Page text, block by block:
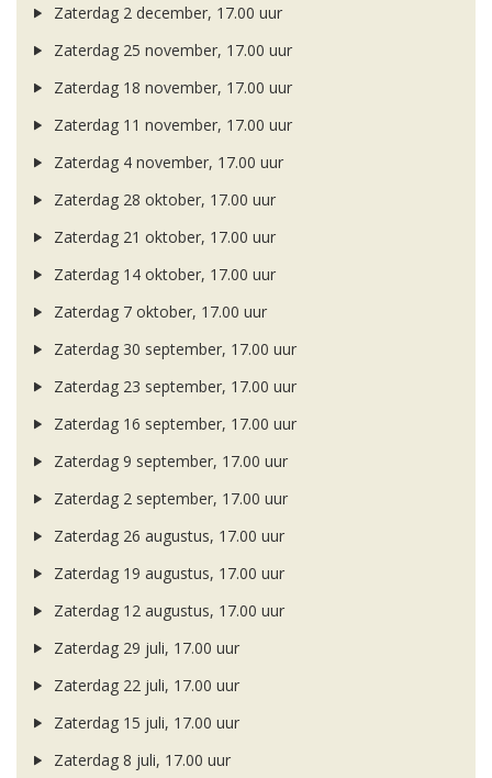
Zaterdag 2 december, 17.00 uur
Zaterdag 25 november, 17.00 uur
Zaterdag 18 november, 17.00 uur
Zaterdag 11 november, 17.00 uur
Zaterdag 4 november, 17.00 uur
Zaterdag 28 oktober, 17.00 uur
Zaterdag 21 oktober, 17.00 uur
Zaterdag 14 oktober, 17.00 uur
Zaterdag 7 oktober, 17.00 uur
Zaterdag 30 september, 17.00 uur
Zaterdag 23 september, 17.00 uur
Zaterdag 16 september, 17.00 uur
Zaterdag 9 september, 17.00 uur
Zaterdag 2 september, 17.00 uur
Zaterdag 26 augustus, 17.00 uur
Zaterdag 19 augustus, 17.00 uur
Zaterdag 12 augustus, 17.00 uur
Zaterdag 29 juli, 17.00 uur
Zaterdag 22 juli, 17.00 uur
Zaterdag 15 juli, 17.00 uur
Zaterdag 8 juli, 17.00 uur